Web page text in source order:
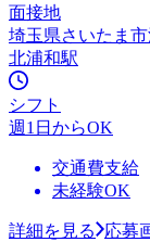
面接地
埼玉県さいたま
北浦和駅
シフト
週1日からOK
交通費支給
未経験OK
詳細を見る
応募